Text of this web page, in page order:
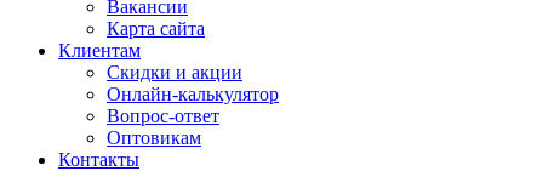
Вакансии
Карта сайта
Клиентам
Скидки и акции
Онлайн-калькулятор
Вопрос-ответ
Оптовикам
Контакты